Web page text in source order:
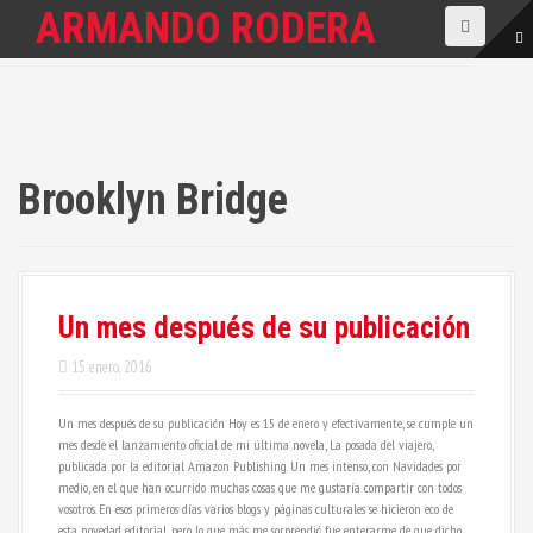
ARMANDO RODERA
Brooklyn Bridge
Un mes después de su publicación
15 enero, 2016
Un mes después de su publicación Hoy es 15 de enero y efectivamente, se cumple un
mes desde el lanzamiento oficial de mi última novela, La posada del viajero,
publicada por la editorial Amazon Publishing. Un mes intenso, con Navidades por
medio, en el que han ocurrido muchas cosas que me gustaría compartir con todos
vosotros. En esos primeros días varios blogs y páginas culturales se hicieron eco de